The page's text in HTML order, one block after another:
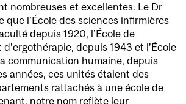
nombreuses et excellentes. Le Dr
que l’École des sciences infirmières
depuis 1920, l’École de
depuis 1943 et l’École
communication humaine, depuis
années, ces unités étaient des
rattachés à une école de
notre nom reflète leur